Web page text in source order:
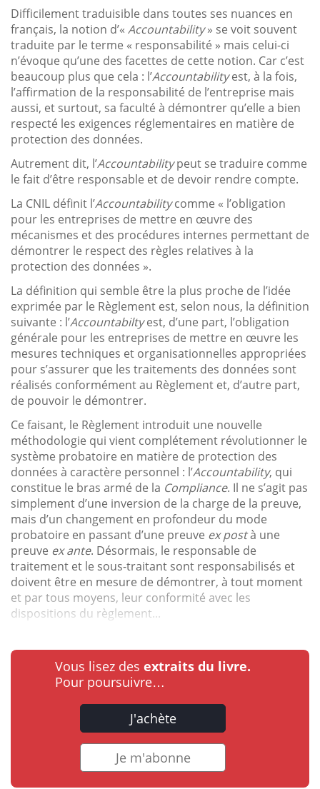
Difficilement traduisible dans toutes ses nuances en
français, la notion d’« Accountability» se voit souvent
traduite par le terme « responsabilité » mais celui-ci
n’évoque qu’une des facettes de cette notion. Car c’est
beaucoup plus que cela : l’Accountabilityest, à la fois,
l’affirmation de la responsabilité de l’entreprise mais
aussi, et surtout, sa faculté à démontrer qu’elle a bien
respecté les exigences réglementaires en matière de
protection des données.
Autrement dit, l’Accountabilitypeut se traduire comme
le fait d’être responsable et de devoir rendre compte.
La CNIL définit l’Accountabilitycomme « l’obligation
pour les entreprises de mettre en œuvre des
mécanismes et des procédures internes permettant de
démontrer le respect des règles relatives à la
protection des données ».
La définition qui semble être la plus proche de l’idée
exprimée par le Règlement est, selon nous, la définition
suivante : l’Accountabiltyest, d’une part, l’obligation
générale pour les entreprises de mettre en œuvre les
mesures techniques et organisationnelles appropriées
pour s’assurer que les traitements des données sont
réalisés conformément au Règlement et, d’autre part,
de pouvoir le démontrer.
Ce faisant, le Règlement introduit une nouvelle
méthodologie qui vient complétement révolutionner le
système probatoire en matière de protection des
données à caractère personnel : l’Accountability, qui
constitue le bras armé de la Compliance. Il ne s’agit pas
simplement d’une inversion de la charge de la preuve,
mais d’un changement en profondeur du mode
probatoire en passant d’une preuve ex postà une
preuve ex ante. Désormais, le responsable de
traitement et le sous-traitant sont responsabilisés et
doivent être en mesure de démontrer, à tout moment
et par tous moyens, leur conformité avec les
dispositions du règlement...
Vous lisez des extraits du livre.
Pour poursuivre…
J'achète
Je m'abonne